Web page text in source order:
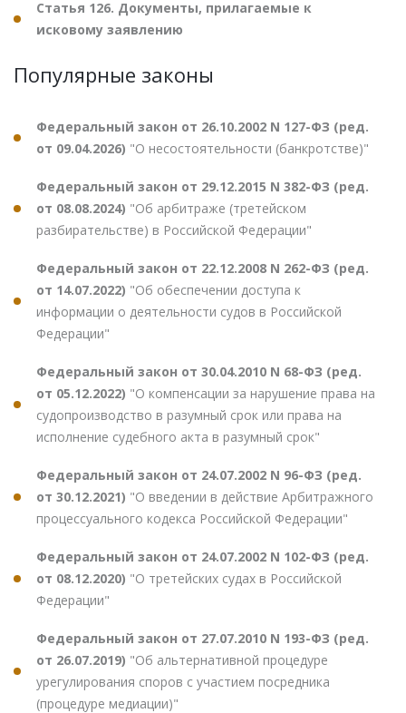
Статья 126. Документы, прилагаемые к
исковому заявлению
Популярные законы
Федеральный закон от 26.10.2002 N 127-ФЗ (ред.
от 09.04.2026) "О несостоятельности (банкротстве)"
Федеральный закон от 29.12.2015 N 382-ФЗ (ред.
от 08.08.2024) "Об арбитраже (третейском
разбирательстве) в Российской Федерации"
Федеральный закон от 22.12.2008 N 262-ФЗ (ред.
от 14.07.2022) "Об обеспечении доступа к
информации о деятельности судов в Российской
Федерации"
Федеральный закон от 30.04.2010 N 68-ФЗ (ред.
от 05.12.2022) "О компенсации за нарушение права на
судопроизводство в разумный срок или права на
исполнение судебного акта в разумный срок"
Федеральный закон от 24.07.2002 N 96-ФЗ (ред.
от 30.12.2021) "О введении в действие Арбитражного
процессуального кодекса Российской Федерации"
Федеральный закон от 24.07.2002 N 102-ФЗ (ред.
от 08.12.2020) "О третейских судах в Российской
Федерации"
Федеральный закон от 27.07.2010 N 193-ФЗ (ред.
от 26.07.2019) "Об альтернативной процедуре
урегулирования споров с участием посредника
(процедуре медиации)"